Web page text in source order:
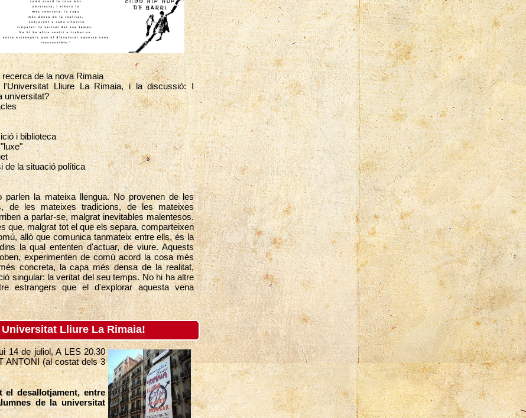
de la nova Rimaia
l'Universitat Lliure La Rimaia, i la discussió: I
universitat?
i biblioteca
de la situació política
parlen la mateixa llengua. No provenen de les
de les mateixes tradicions, de les mateixes
a parlar-se, malgrat inevitables malentesos.
que, malgrat tot el que els separa, comparteixen
allò que comunica tanmateix entre ells, és la
la qual ententen d'actuar, de viure. Aquests
experimenten de comú acord la cosa més
concreta, la capa més densa de la realitat,
singular: la veritat del seu temps. No hi ha altre
estrangers que el d'explorar aquesta vena
Lliure La Rimaia!
14 de juliol, A LES 20.30
ANTONI (al costat dels 3
el desallotjament, entre
de la universitat